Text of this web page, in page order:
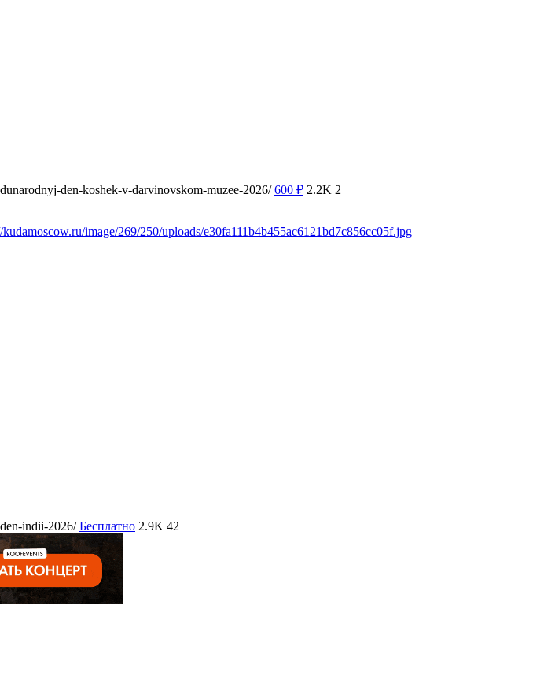
den-koshek-v-darvinovskom-muzee-2026/ 600 ₽ 2.2K 2
kudamoscow.ru/image/269/250/uploads/e30fa111b4b455ac6121bd7c856cc05f.jpg
indii-2026/ Бесплатно 2.9K 42